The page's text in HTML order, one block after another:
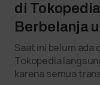
di
Berbelanja
Saat ini belum ada
Tokopedia
karena semua